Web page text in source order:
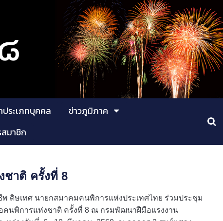
ระเภทบุคคล
ข่าวภูมิภาค
มาชิก
ชาติ ครั้งที่ 8
ดิษเทศ นายกสมาคมคนพิการแห่งประเทศไทย ร่วมประชุม
นพิการแห่งชาติ ครั้งที่ 8 ณ กรมพัฒนาฝีมือแรงงาน